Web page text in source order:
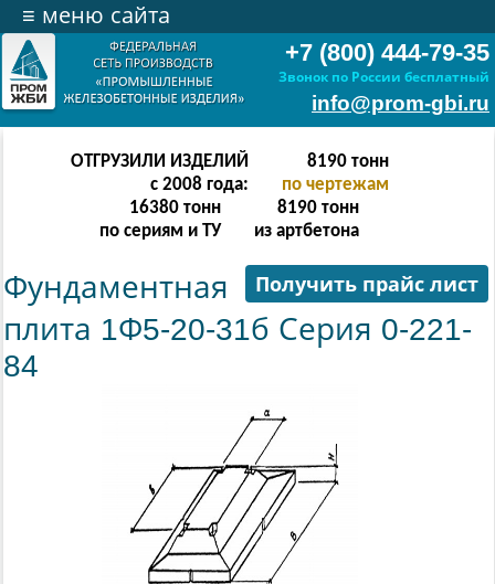
+7 (800) 444-79-35
Звонок по России бесплатный
info@prom-gbi.ru
≡ меню сайта
ОТГРУЗИЛИ ИЗДЕЛИЙ
с 2008 года:
16382тонн
по чертежам
32764 тонн
по сериям и ТУ
16382 тонн
из артбетона
Получить прайс лист
Фундаментная
плита 1Ф5-20-31б Серия 0-221-
84